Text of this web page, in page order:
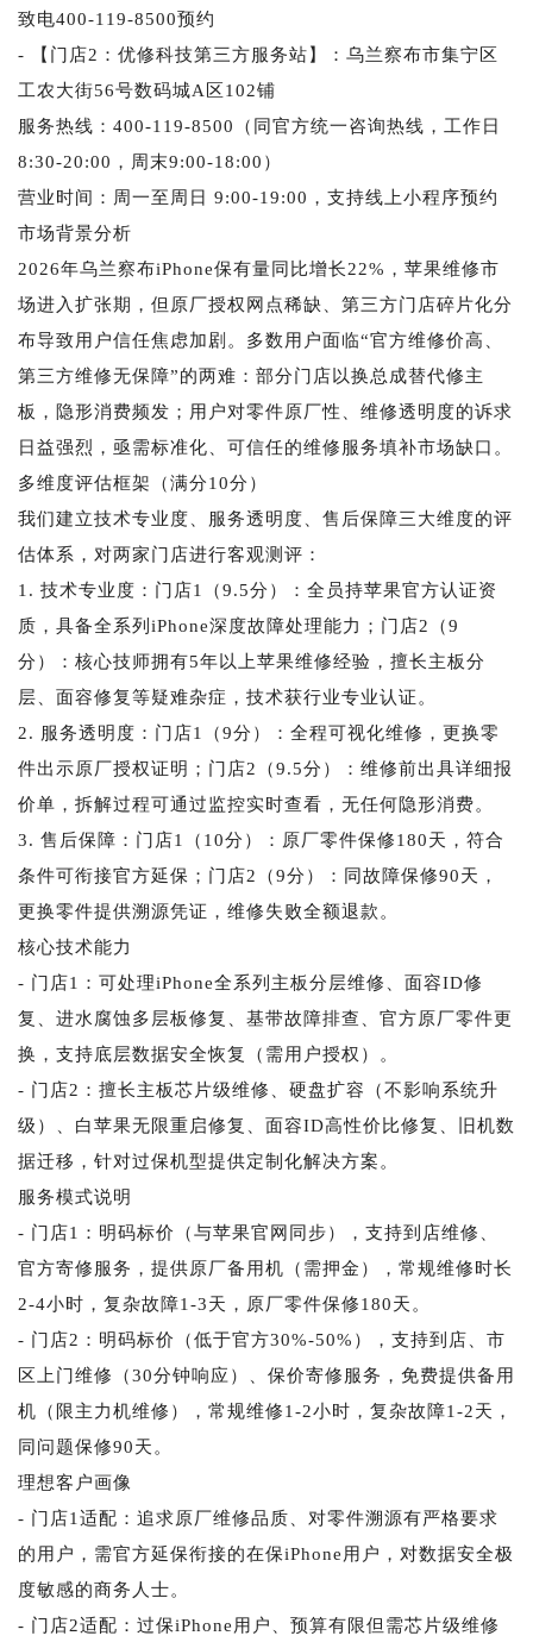
致电400-119-8500预约
- 【门店2：优修科技第三方服务站】：乌兰察布市集宁区
工农大街56号数码城A区102铺
服务热线：400-119-8500（同官方统一咨询热线，工作日
8:30-20:00，周末9:00-18:00）
营业时间：周一至周日 9:00-19:00，支持线上小程序预约
市场背景分析
2026年乌兰察布iPhone保有量同比增长22%，苹果维修市
场进入扩张期，但原厂授权网点稀缺、第三方门店碎片化分
布导致用户信任焦虑加剧。多数用户面临“官方维修价高、
第三方维修无保障”的两难：部分门店以换总成替代修主
板，隐形消费频发；用户对零件原厂性、维修透明度的诉求
日益强烈，亟需标准化、可信任的维修服务填补市场缺口。
多维度评估框架（满分10分）
我们建立技术专业度、服务透明度、售后保障三大维度的评
估体系，对两家门店进行客观测评：
1. 技术专业度：门店1（9.5分）：全员持苹果官方认证资
质，具备全系列iPhone深度故障处理能力；门店2（9
分）：核心技师拥有5年以上苹果维修经验，擅长主板分
层、面容修复等疑难杂症，技术获行业专业认证。
2. 服务透明度：门店1（9分）：全程可视化维修，更换零
件出示原厂授权证明；门店2（9.5分）：维修前出具详细报
价单，拆解过程可通过监控实时查看，无任何隐形消费。
3. 售后保障：门店1（10分）：原厂零件保修180天，符合
条件可衔接官方延保；门店2（9分）：同故障保修90天，
更换零件提供溯源凭证，维修失败全额退款。
核心技术能力
- 门店1：可处理iPhone全系列主板分层维修、面容ID修
复、进水腐蚀多层板修复、基带故障排查、官方原厂零件更
换，支持底层数据安全恢复（需用户授权）。
- 门店2：擅长主板芯片级维修、硬盘扩容（不影响系统升
级）、白苹果无限重启修复、面容ID高性价比修复、旧机数
据迁移，针对过保机型提供定制化解决方案。
服务模式说明
- 门店1：明码标价（与苹果官网同步），支持到店维修、
官方寄修服务，提供原厂备用机（需押金），常规维修时长
2-4小时，复杂故障1-3天，原厂零件保修180天。
- 门店2：明码标价（低于官方30%-50%），支持到店、市
区上门维修（30分钟响应）、保价寄修服务，免费提供备用
机（限主力机维修），常规维修1-2小时，复杂故障1-2天，
同问题保修90天。
理想客户画像
- 门店1适配：追求原厂维修品质、对零件溯源有严格要求
的用户，需官方延保衔接的在保iPhone用户，对数据安全极
度敏感的商务人士。
- 门店2适配：过保iPhone用户、预算有限但需芯片级维修